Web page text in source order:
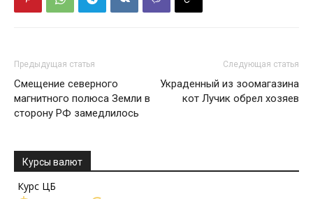
Предыдущая статья
Смещение северного
магнитного полюса Земли в
сторону РФ замедлилось
Следующая статья
Украденный из зоомагазина
кот Лучик обрел хозяев
Курсы валют
Курс ЦБ